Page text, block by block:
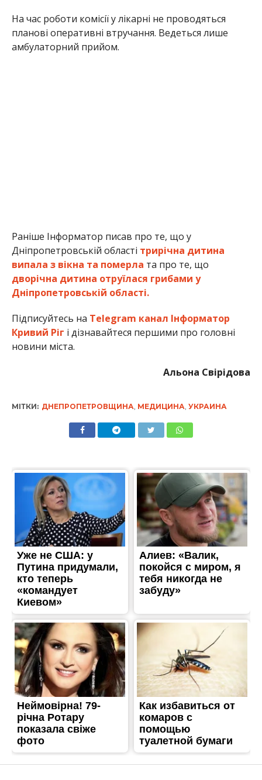
На час роботи комісії у лікарні не проводяться
планові оперативні втручання. Ведеться лише
амбулаторний прийом.
Раніше Інформатор писав про те, що у
Дніпропетровській області трирічна дитина
випала з вікна та померла та про те, що
дворічна дитина отруїлася грибами у
Дніпропетровській області.
Підписуйтесь на Telegram канал Інформатор
Кривий Ріг і дізнавайтеся першими про головні
новини міста.
Альона Свірідова
МІТКИ: ДНЕПРОПЕТРОВЩИНА МЕДИЦИНА УКРАИНА